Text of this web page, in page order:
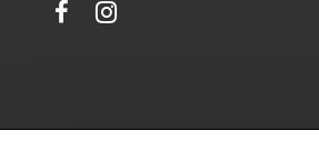
FacebookInstagram